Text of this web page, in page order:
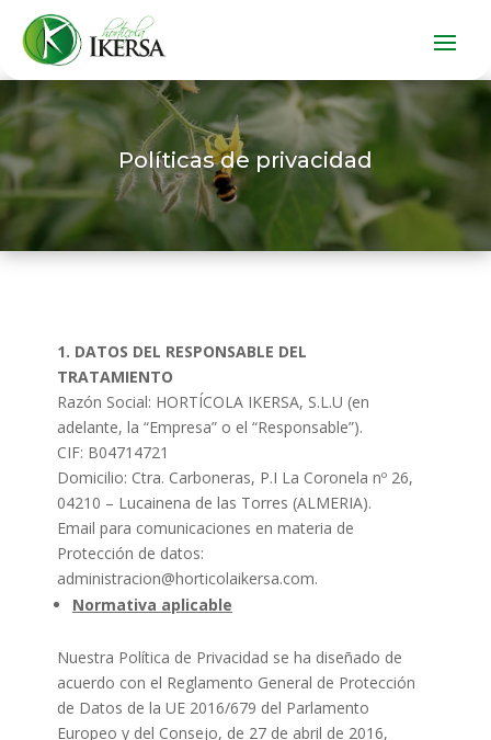
Políticas de privacidad
1. DATOS DEL RESPONSABLE DEL
TRATAMIENTO
Razón Social: HORTÍCOLA IKERSA, S.L.U (en
adelante, la “Empresa” o el “Responsable”).
CIF: B04714721
Domicilio: Ctra. Carboneras, P.I La Coronela nº 26,
04210 – Lucainena de las Torres (ALMERIA).
Email para comunicaciones en materia de
Protección de datos:
administracion@horticolaikersa.com.
Normativa aplicable
Nuestra Política de Privacidad se ha diseñado de
acuerdo con el Reglamento General de Protección
de Datos de la UE 2016/679 del Parlamento
Europeo y del Consejo, de 27 de abril de 2016,